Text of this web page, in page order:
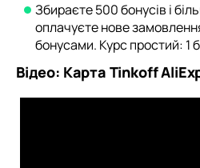
Збираєте 500 бонусів і
оплачуєте нове
бонусами. Курс простий: 1
Відео: Карта Tinkoff